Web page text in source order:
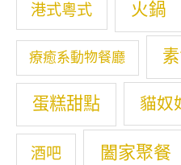
港式粵式 火鍋
療癒系動物餐廳
蛋糕甜點 貓奴
酒吧 闔家聚餐